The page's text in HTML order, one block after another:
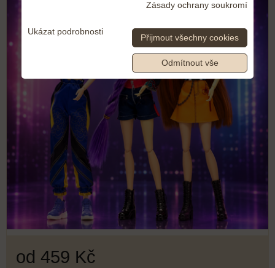
od 459 Kč
Zásady ochrany soukromí
Ukázat podrobnosti
Přijmout všechny cookies
Odmítnout vše